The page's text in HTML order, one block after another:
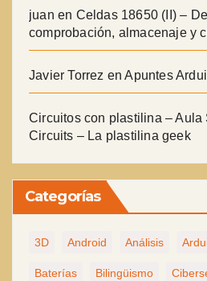
juan en Celdas 18650 (II) –
comprobación, almacenaje y
Javier Torrez enApuntes
Circuitos con plastilina – Aula
Circuits – La plastilina geek
Categorías
3D Android Análisis
Baterías Bilingüismo